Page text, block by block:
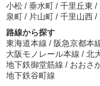
小松 / 垂水町 / 千里丘東 /
泉町 / 片山町 / 千里山西 /
路線から探す
東海道本線 / 阪急京都本
大阪モノレール本線 / 北
地下鉄御堂筋線 / おおさ
地下鉄谷町線